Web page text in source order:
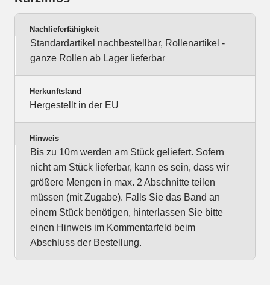
Nachlieferfähigkeit
Standardartikel nachbestellbar, Rollenartikel -
ganze Rollen ab Lager lieferbar
Herkunftsland
Hergestellt in der EU
Hinweis
Bis zu 10m werden am Stück geliefert. Sofern
nicht am Stück lieferbar, kann es sein, dass wir
größere Mengen in max. 2 Abschnitte teilen
müssen (mit Zugabe). Falls Sie das Band an
einem Stück benötigen, hinterlassen Sie bitte
einen Hinweis im Kommentarfeld beim
Abschluss der Bestellung.